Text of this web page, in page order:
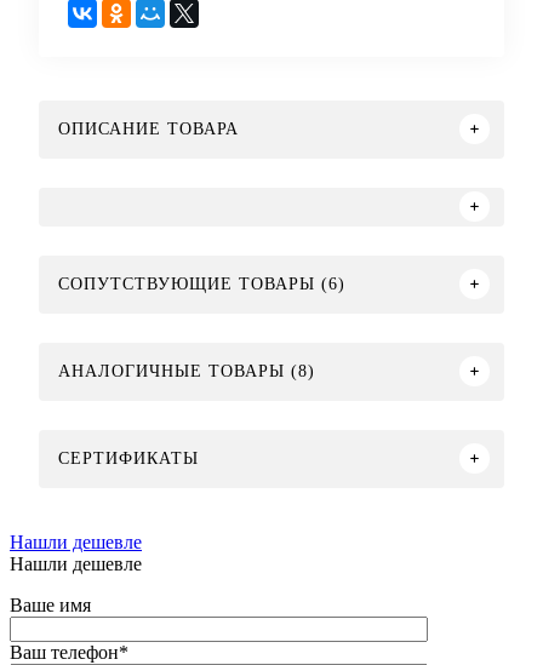
ОПИСАНИЕ ТОВАРА
СОПУТСТВУЮЩИЕ ТОВАРЫ (6)
АНАЛОГИЧНЫЕ ТОВАРЫ (8)
СЕРТИФИКАТЫ
Нашли дешевле
Нашли дешевле
Ваше имя
Ваш телефон*